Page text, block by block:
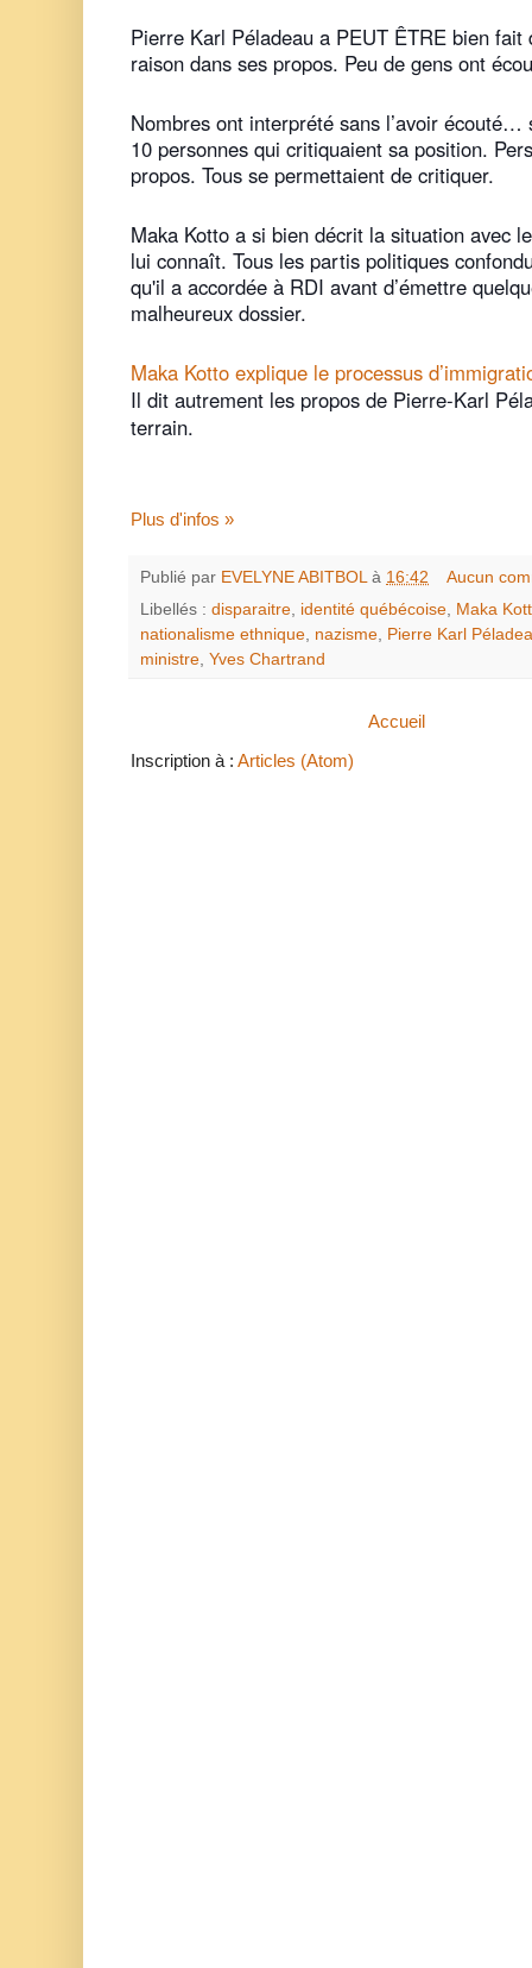
Pierre Karl Péladeau a PEUT ÊTRE bien fait
raison dans ses propos. Peu de gens ont
Nombres ont interprété sans l’avoir
10 personnes qui critiquaient sa position.
propos. Tous se permettaient de critiquer.
Maka Kotto a si bien décrit la situation avec
lui connaît. Tous les partis politiques
qu'il a accordée à RDI avant d’émettre
malheureux dossier.
Maka Kotto explique le processus
Il dit autrement les propos de Pierre-Karl
terrain.
Plus d'infos »
Publié par EVELYNE ABITBOL à 16:42
Aucun
Libellés : disparaitre, identité québécoise, Maka
nationalisme ethnique, nazisme, Pierre Karl
ministre, Yves Chartrand
Accueil
Inscription à : Articles (Atom)